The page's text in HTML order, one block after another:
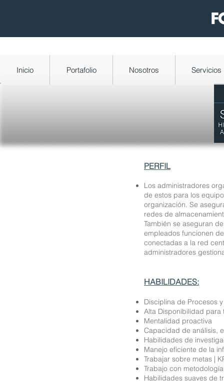
PERFIL
Los administradores
de estos para los
organización. Se
redes de
También se aseguran
empleados funcionen
conectadas a la red
administradores
HABILIDADES:
Disciplina de Procesos
Alta Disponibilidad para
Mentalidad proactiva
Capacidad de análisis,
Habilidades de
Manejo eficiente de la
Trabajar sobre metas |
Trabajo con
Habilidades suaves de
Inicio Portafolio Nosotros Servicios